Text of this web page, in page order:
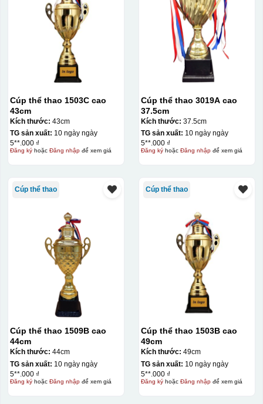
Cúp thể thao 1503C cao
43cm
Kích thước: 43cm
TG sản xuất: 10 ngày ngày
5**.000 ₫
Đăng kýhoặc Đăng nhậpđể xem giá
Cúp thể thao 3019A cao
37.5cm
Kích thước: 37.5cm
TG sản xuất: 10 ngày ngày
5**.000 ₫
Đăng kýhoặc Đăng nhậpđể xem giá
Cúp thể thao
Cúp thể thao 1509B cao
44cm
Kích thước: 44cm
TG sản xuất: 10 ngày ngày
5**.000 ₫
Đăng kýhoặc Đăng nhậpđể xem giá
Cúp thể thao
Cúp thể thao 1503B cao
49cm
Kích thước: 49cm
TG sản xuất: 10 ngày ngày
5**.000 ₫
Đăng kýhoặc Đăng nhậpđể xem giá